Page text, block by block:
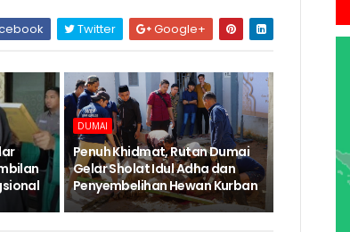
Twitter Google+
DUMAI
Penuh Khidmat, Rutan Dumai
Gelar Sholat Idul Adha dan
Penyembelihan Hewan Kurban